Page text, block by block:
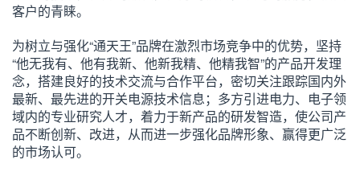
客户的青睐。
为树立与强化“通天王”品牌在激烈市场竞争中的优势，坚持
“他无我有、他有我新、他新我精、他精我智”的产品开发理
念，搭建良好的技术交流与合作平台，密切关注跟踪国内外
最新、最先进的开关电源技术信息；多方引进电力、电子领
域内的专业研究人才，着力于新产品的研发智造，使公司产
品不断创新、改进，从而进一步强化品牌形象、赢得更广泛
的市场认可。